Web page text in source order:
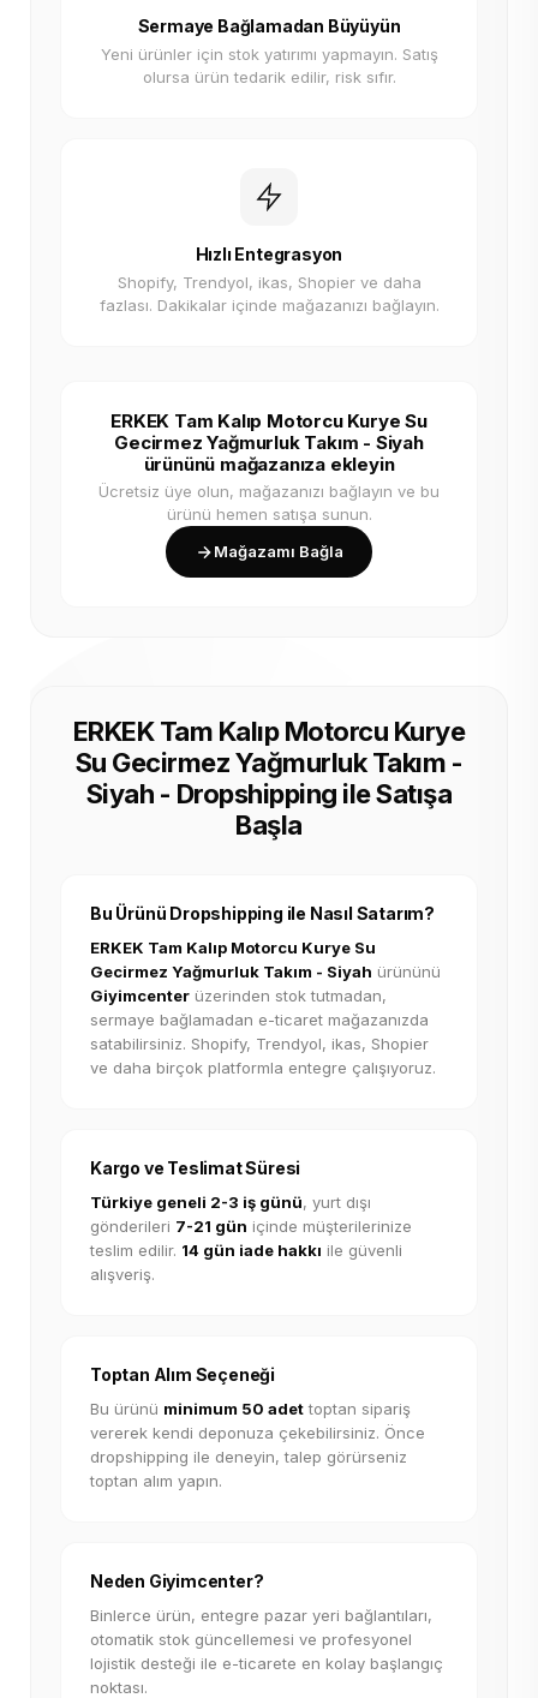
Sermaye Bağlamadan Büyüyün
Yeni ürünler için stok yatırımı yapmayın. Satış
olursa ürün tedarik edilir, risk sıfır.
Hızlı Entegrasyon
Shopify, Trendyol, ikas, Shopier ve daha
fazlası. Dakikalar içinde mağazanızı bağlayın.
ERKEK Tam Kalıp Motorcu Kurye Su
Gecirmez Yağmurluk Takım - Siyah
ürününü mağazanıza ekleyin
Ücretsiz üye olun, mağazanızı bağlayın ve bu
ürünü hemen satışa sunun.
Mağazamı Bağla
ERKEK Tam Kalıp Motorcu Kurye
Su Gecirmez Yağmurluk Takım -
Siyah - Dropshipping ile Satışa
Başla
Bu Ürünü Dropshipping ile Nasıl Satarım?
ERKEK Tam Kalıp Motorcu Kurye Su
Gecirmez Yağmurluk Takım - Siyah ürününü
Giyimcenter üzerinden stok tutmadan,
sermaye bağlamadan e-ticaret mağazanızda
satabilirsiniz. Shopify, Trendyol, ikas, Shopier
ve daha birçok platformla entegre çalışıyoruz.
Kargo ve Teslimat Süresi
Türkiye geneli 2-3 iş günü, yurt dışı
gönderileri 7-21 gün içinde müşterilerinize
teslim edilir. 14 gün iade hakkı ile güvenli
alışveriş.
Toptan Alım Seçeneği
Bu ürünü minimum 50 adettoptan sipariş
vererek kendi deponuza çekebilirsiniz. Önce
dropshipping ile deneyin, talep görürseniz
toptan alım yapın.
Neden Giyimcenter?
Binlerce ürün, entegre pazar yeri bağlantıları,
otomatik stok güncellemesi ve profesyonel
lojistik desteği ile e-ticarete en kolay başlangıç
noktası.